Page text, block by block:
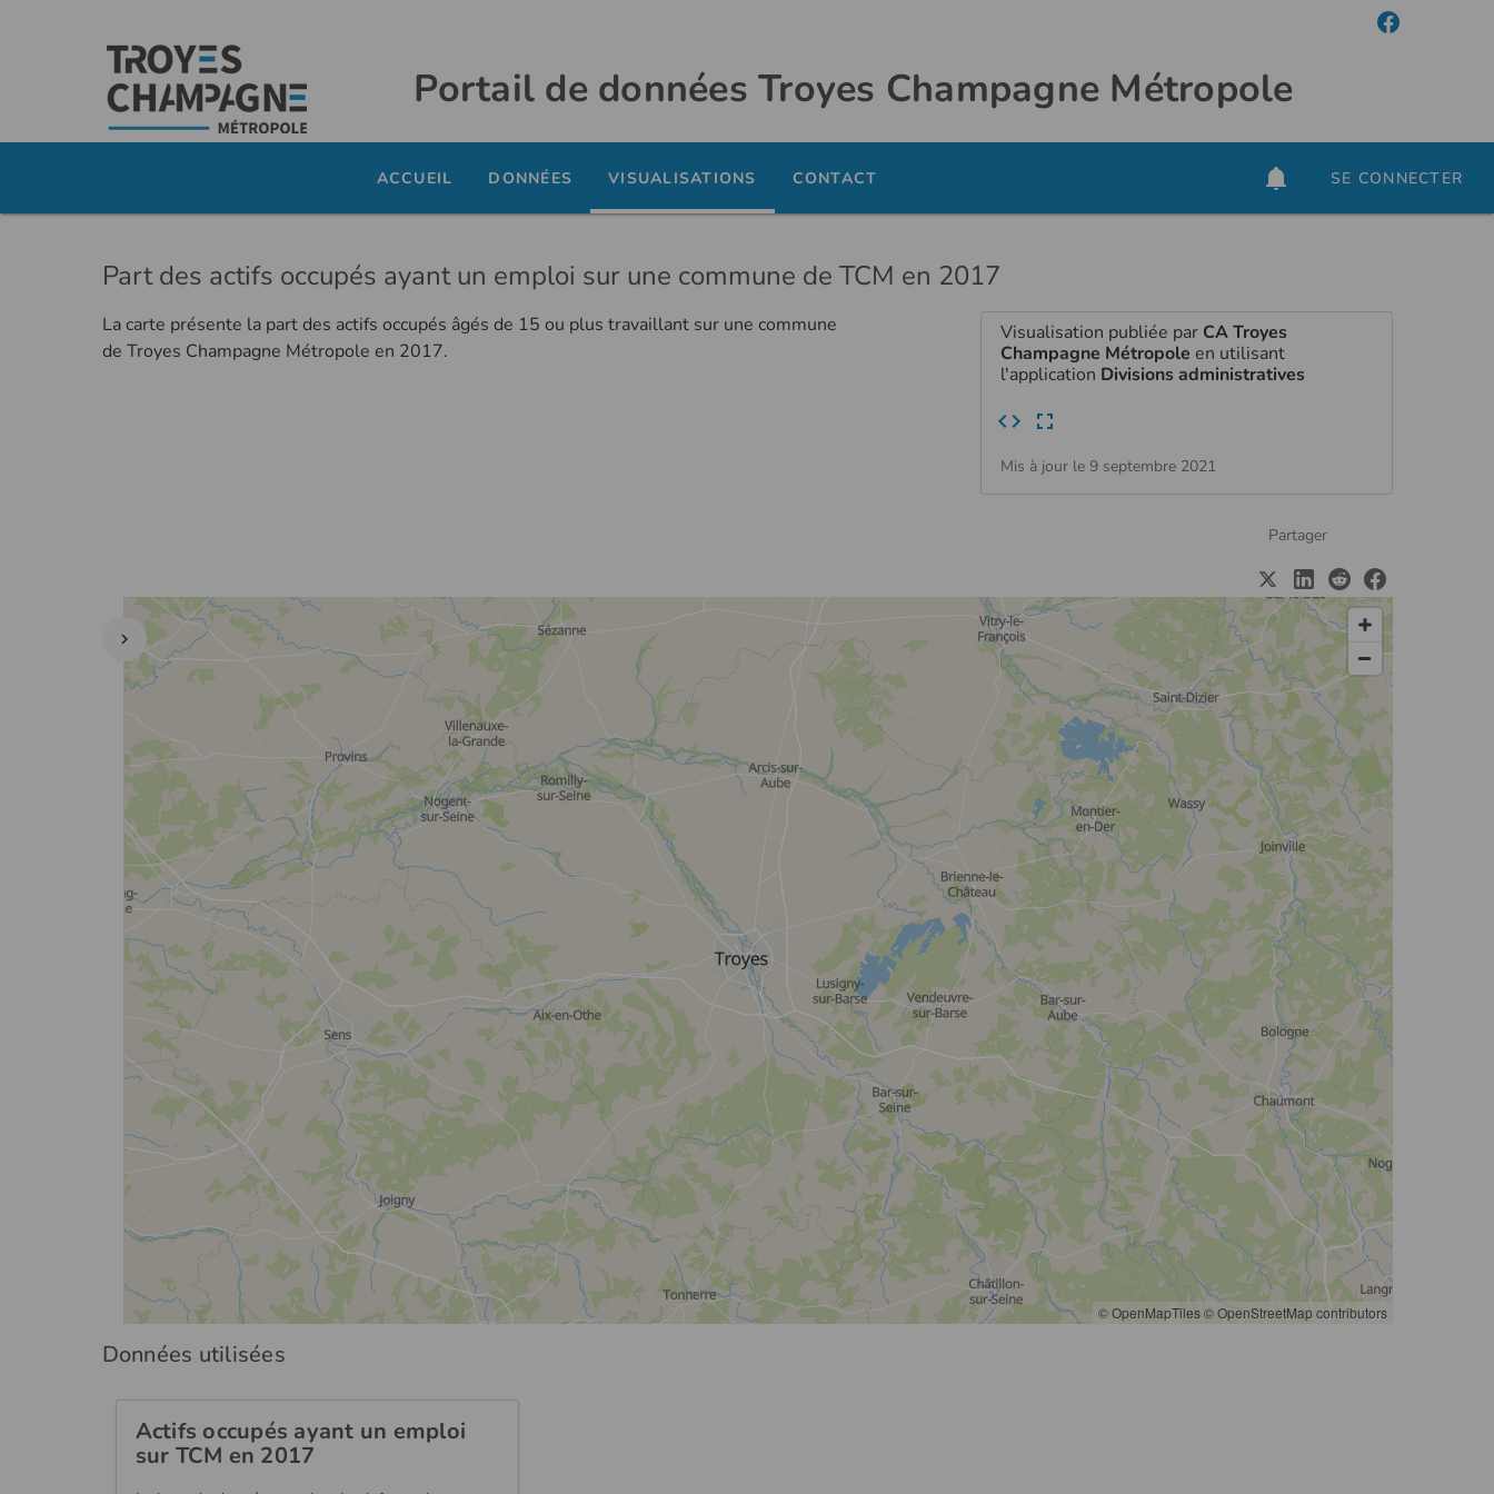
Portail de données Troyes Champagne Métropole
ACCUEIL DONNÉES VISUALISATIONS CONTACT SE CONNECTER
Part des actifs occupés ayant un emploi sur une commune de TCM en 2017
La carte présente la part des actifs occupés âgés de 15 ou plus travaillant sur une commune
de Troyes Champagne Métropole en 2017.
Visualisation publiée par CA Troyes
Champagne Métropole en utilisant
l'application Divisions administratives
Mis à jour le 9 septembre 2021
Partager
Données utilisées
Actifs occupés ayant un emploi
sur TCM en 2017